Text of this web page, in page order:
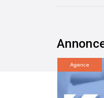
Agence